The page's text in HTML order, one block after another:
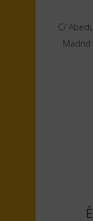
C/
Madrid